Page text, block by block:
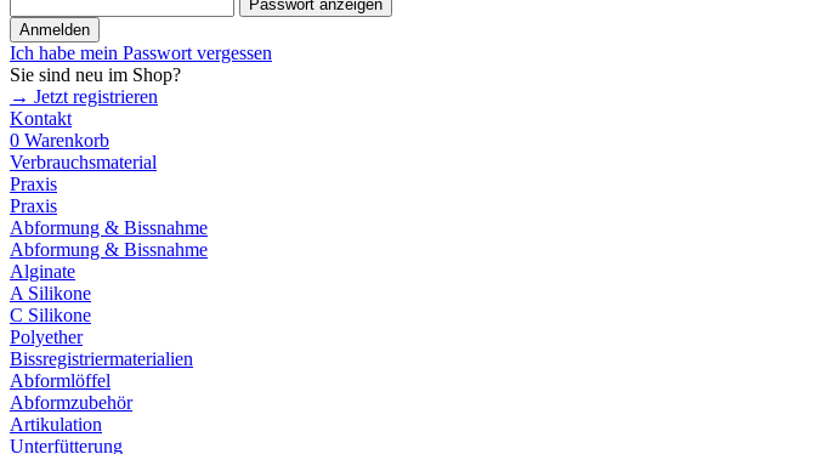
Passwort anzeigen
Anmelden
Ich habe mein Passwort vergessen
Sie sind neu im Shop?
→ Jetzt registrieren
Kontakt
0 Warenkorb
Verbrauchsmaterial
Praxis
Praxis
Abformung & Bissnahme
Abformung & Bissnahme
Alginate
A Silikone
C Silikone
Polyether
Bissregistriermaterialien
Abformlöffel
Abformzubehör
Artikulation
Unterfütterung